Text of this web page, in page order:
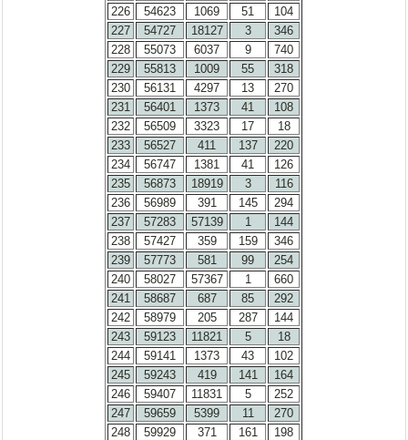
226
54623 1069 51
104
227
54727 18127 3
346
228
55073 6037 9
740
229
55813 1009 55
318
230
56131 4297 13
270
231
56401 1373 41
108
232
56509 3323 17
18
233
56527 411 137
220
234
56747 1381 41
126
235
56873 18919 3
116
236
56989 391 145
294
237
57283 57139 1
144
238
57427 359 159
346
239
57773 581 99
254
240
58027 57367 1
660
241
58687 687 85
292
242
58979 205 287
144
243
59123 11821 5
18
244
59141 1373 43
102
245
59243 419 141
164
246
59407 11831 5
252
247
59659 5399 11
270
248
59929 371 161
198